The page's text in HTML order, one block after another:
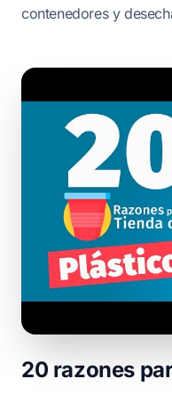
contenedores y
20 razones